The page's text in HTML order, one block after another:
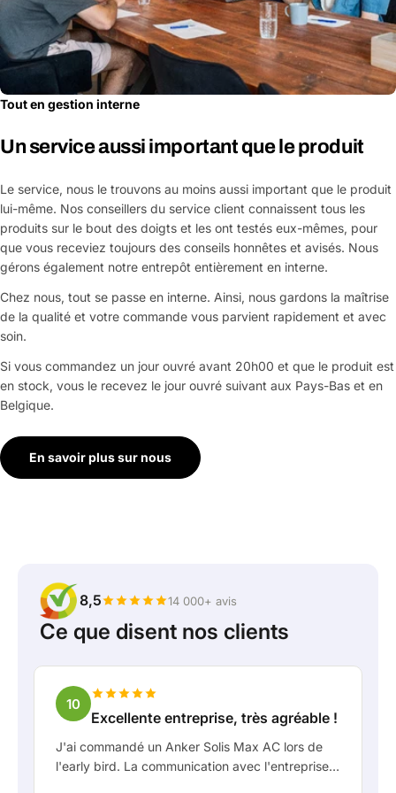
Tout en gestion interne
Un service aussi important que le produit
Le service, nous le trouvons au moins aussi important que le produit
lui-même. Nos conseillers du service client connaissent tous les
produits sur le bout des doigts et les ont testés eux-mêmes, pour
que vous receviez toujours des conseils honnêtes et avisés. Nous
gérons également notre entrepôt entièrement en interne.
Chez nous, tout se passe en interne. Ainsi, nous gardons la maîtrise
de la qualité et votre commande vous parvient rapidement et avec
soin.
Si vous commandez un jour ouvré avant 20h00 et que le produit est
en stock, vous le recevez le jour ouvré suivant aux Pays-Bas et en
Belgique.
En savoir plus sur nous
8,5 14 000+ avis
Ce que disent nos clients
10
Excellente entreprise, très agréable !
J'ai commandé un Anker Solis Max AC lors de
l'early bird. La communication avec l'entreprise,